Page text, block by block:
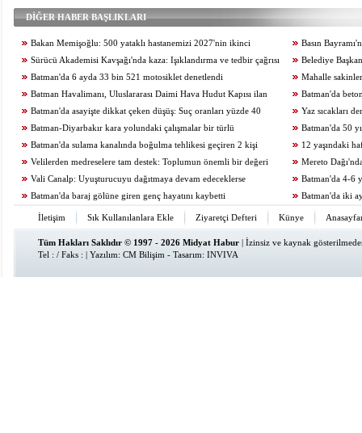
DİĞER HABER BAŞLIKLARI
Bakan Memişoğlu: 500 yataklı hastanemizi 2027'nin ikinci
yarısında hizmete açacağız
Basın
Sürücü Akademisi Kavşağı'nda kaza: Işıklandırma ve tedbir çağrısı
Belediye
anlattı
Batman'da 6 ayda 33 bin 521 motosiklet denetlendi
Mahalle
Batman Havalimanı, Uluslararası Daimi Hava Hudut Kapısı ilan
edildi
Batman'da
Batman'da asayişte dikkat çeken düşüş: Suç oranları yüzde 40
geriledi
Yaz sıcakları
Batman-Diyarbakır kara yolundaki çalışmalar bir türlü
tamamlanamıyor
Batman'da 50
Batman'da sulama kanalında boğulma tehlikesi geçiren 2 kişi
kurtarıldı
12 yaşındaki
Velilerden medreselere tam destek: Toplumun önemli bir değeri
Mereto
görüntülendi
Vali Canalp: Uyuşturucuyu dağıtmaya devam edeceklerse
gidecekleri yer hapishane olacaktır
Batman'da 4-6
Batman'da baraj gölüne giren genç hayatını kaybetti
Batman'da iki
İletişim Sık Kullanılanlara Ekle Ziyaretçi Defteri Künye
Tüm Hakları Saklıdır © 1997 - 2026 Midyat Habur | İzinsiz ve kaynak
Tel : / Faks : | Yazılım: CM Bilişim - Tasarım: INVIVA